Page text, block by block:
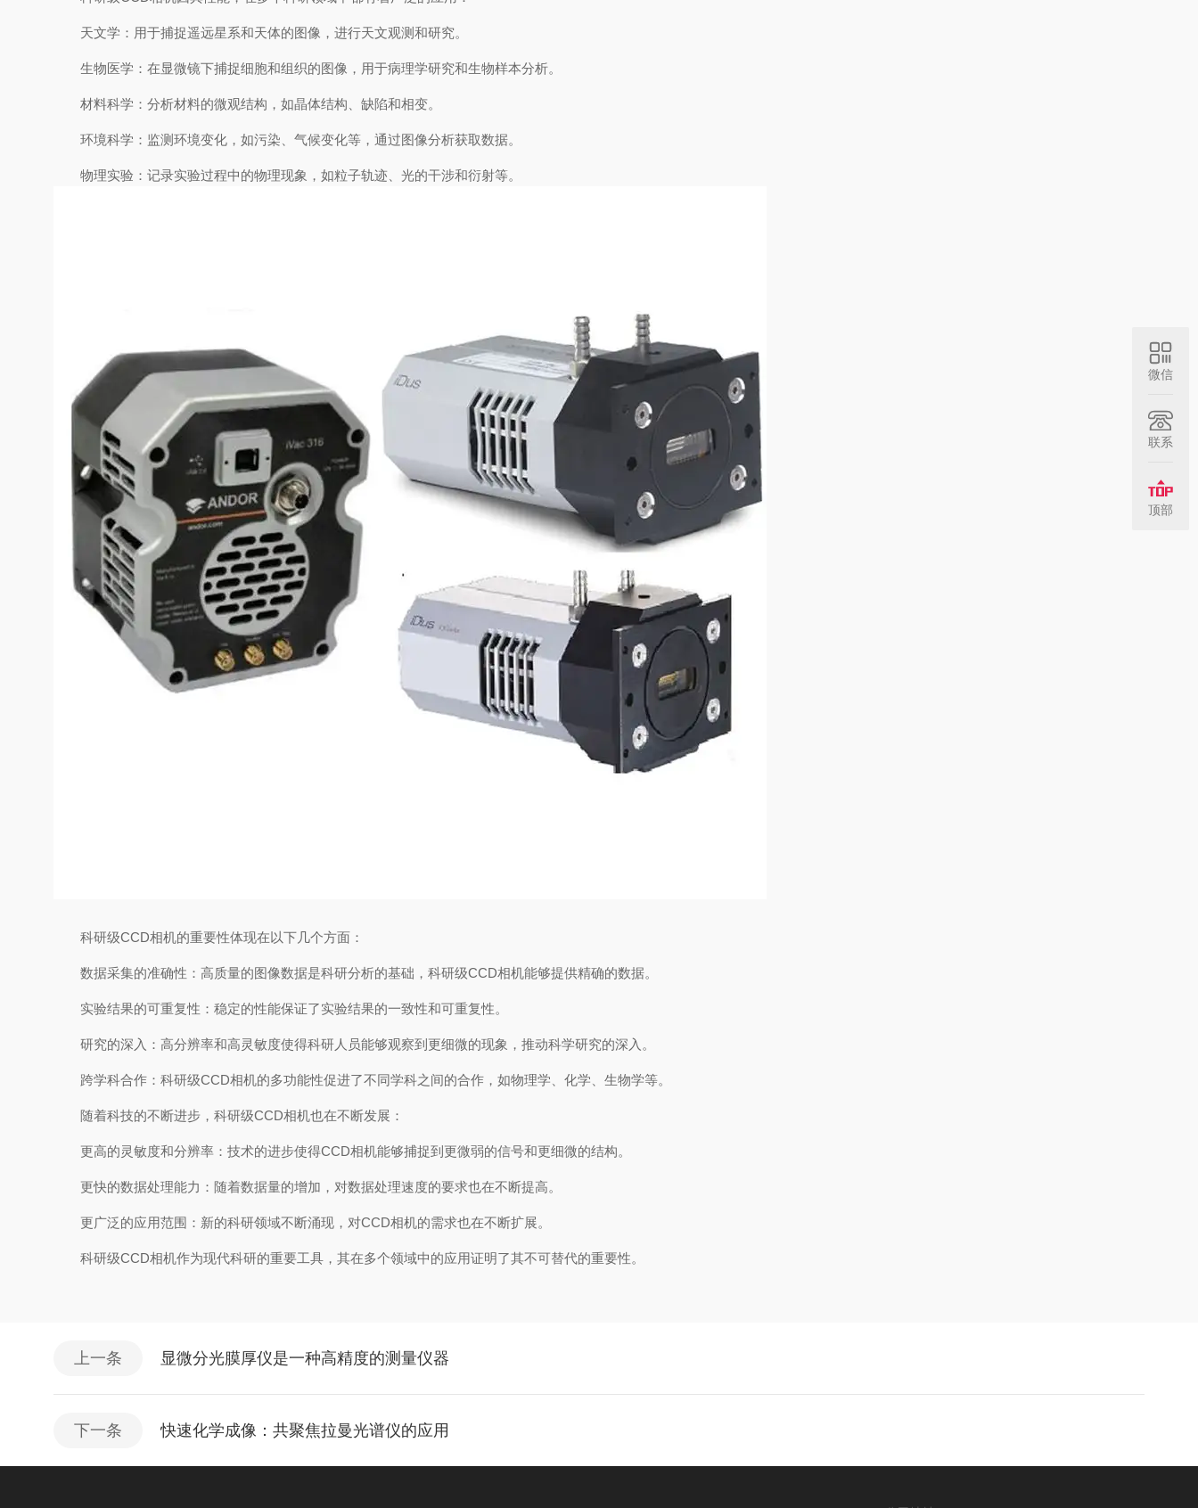
天文学：用于捕捉遥远星系和天体的图像，进行天文观测和研究。
生物医学：在显微镜下捕捉细胞和组织的图像，用于病理学研究和生物样本分析。
材料科学：分析材料的微观结构，如晶体结构、缺陷和相变。
环境科学：监测环境变化，如污染、气候变化等，通过图像分析获取数据。
物理实验：记录实验过程中的物理现象，如粒子轨迹、光的干涉和衍射等。
科研级CCD相机的重要性体现在以下几个方面：
数据采集的准确性：高质量的图像数据是科研分析的基础，科研级CCD相机能够提供精确的数据。
实验结果的可重复性：稳定的性能保证了实验结果的一致性和可重复性。
研究的深入：高分辨率和高灵敏度使得科研人员能够观察到更细微的现象，推动科学研究的深入。
跨学科合作：科研级CCD相机的多功能性促进了不同学科之间的合作，如物理学、化学、生物学等。
随着科技的不断进步，科研级CCD相机也在不断发展：
更高的灵敏度和分辨率：技术的进步使得CCD相机能够捕捉到更微弱的信号和更细微的结构。
更快的数据处理能力：随着数据量的增加，对数据处理速度的要求也在不断提高。
更广泛的应用范围：新的科研领域不断涌现，对CCD相机的需求也在不断扩展。
科研级CCD相机作为现代科研的重要工具，其在多个领域中的应用证明了其不可替代的重要性。
上一条 显微分光膜厚仪是一种高精度的测量仪器
下一条 快速化学成像：共聚焦拉曼光谱仪的应用
微信
联系
顶部